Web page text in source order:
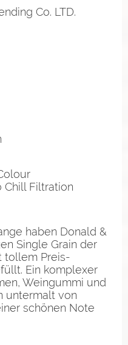
Co. LTD.
Filtration
haben Donald &
Single Grain der
tollem Preis-
Ein komplexer
Weingummi und
untermalt von
schönen Note